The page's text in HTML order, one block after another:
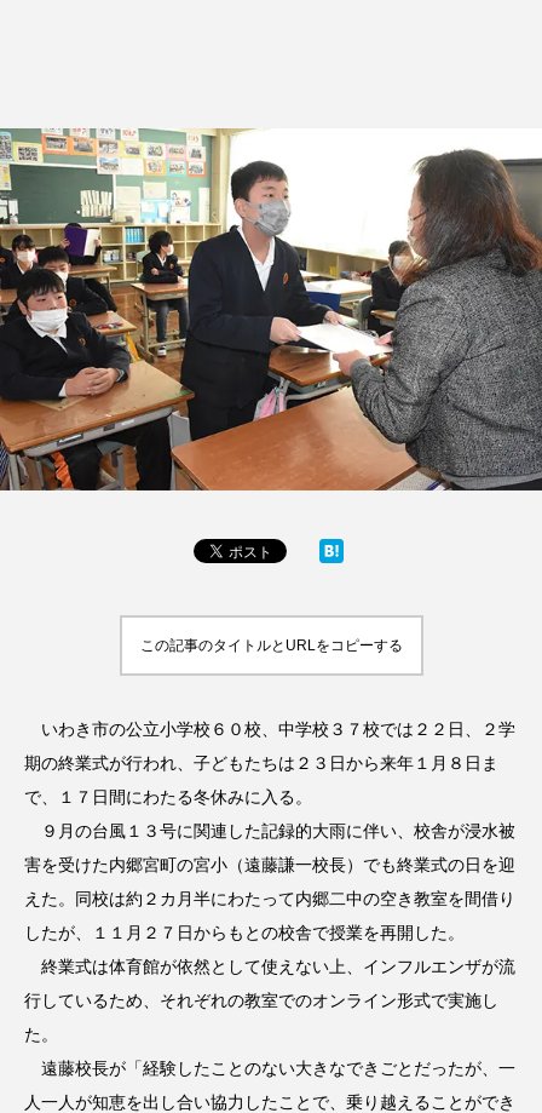
この記事のタイトルとURLをコピーする
いわき市の公立小学校６０校、中学校３７校では２２日、２学
期の終業式が行われ、子どもたちは２３日から来年１月８日ま
で、１７日間にわたる冬休みに入る。
９月の台風１３号に関連した記録的大雨に伴い、校舎が浸水被
害を受けた内郷宮町の宮小（遠藤謙一校長）でも終業式の日を迎
えた。同校は約２カ月半にわたって内郷二中の空き教室を間借り
したが、１１月２７日からもとの校舎で授業を再開した。
終業式は体育館が依然として使えない上、インフルエンザが流
行しているため、それぞれの教室でのオンライン形式で実施し
た。
遠藤校長が「経験したことのない大きなできごとだったが、一
人一人が知恵を出し合い協力したことで、乗り越えることができ